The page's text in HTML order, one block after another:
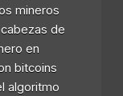
mineros
de
en
bitcoins
algoritmo